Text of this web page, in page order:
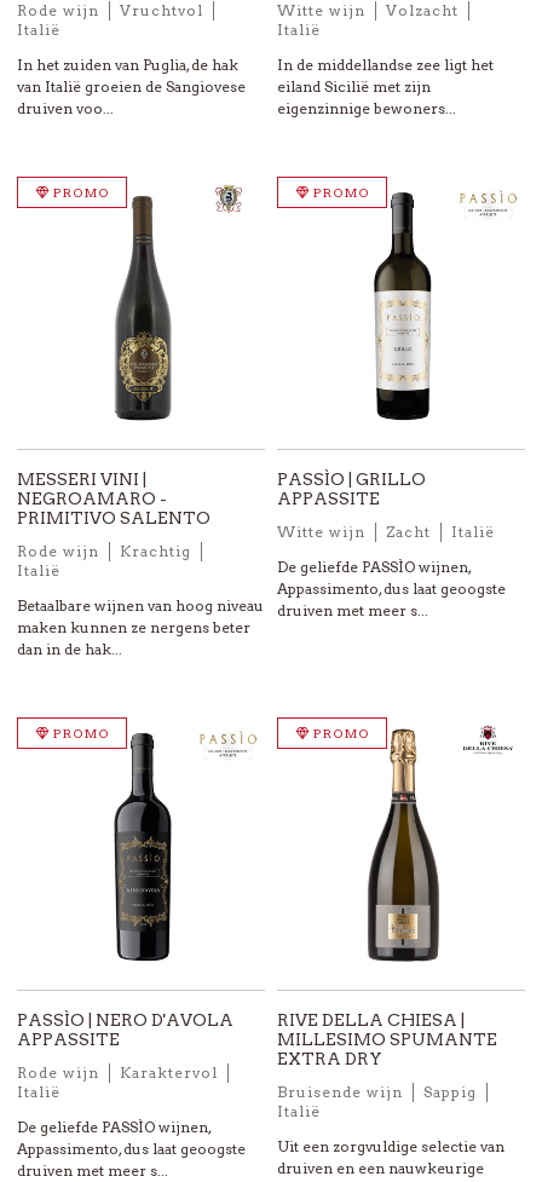
Rode wijn
Vruchtvol
Italië
In het zuiden van Puglia, de hak
van Italië groeien de Sangiovese
druiven voo...
Witte wijn
Volzacht
Italië
In de middellandse zee ligt het
eiland Sicilië met zijn
eigenzinnige bewoners...
PROMO
MESSERI VINI |
NEGROAMARO -
PRIMITIVO SALENTO
Rode wijn
Krachtig
Italië
Betaalbare wijnen van hoog niveau
maken kunnen ze nergens beter
dan in de hak...
PROMO
PASSÌO | GRILLO
APPASSITE
Witte wijn Zacht
Italië
De geliefde PASSÌO wijnen,
Appassimento, dus laat geoogste
druiven met meer s...
PROMO
PASSÌO | NERO D'AVOLA
APPASSITE
Rode wijn
Karaktervol
Italië
De geliefde PASSÌO wijnen,
Appassimento, dus laat geoogste
druiven met meer s...
PROMO
RIVE DELLA CHIESA |
MILLESIMO SPUMANTE
EXTRA DRY
Bruisende wijn
Sappig
Italië
Uit een zorgvuldige selectie van
druiven en een nauwkeurige